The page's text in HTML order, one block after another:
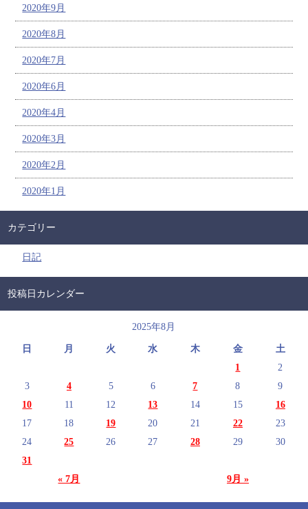
2020年9月
2020年8月
2020年7月
2020年6月
2020年4月
2020年3月
2020年2月
2020年1月
カテゴリー
日記
投稿日カレンダー
2025年8月
日 月 火 水 木 金 土
« 7月 9月 »
1
2
3
4 5 6 7 8
9
10
11 12 13 14 15
16
17
18 19 20 21 22
23
24
25 26 27 28 29
30
31